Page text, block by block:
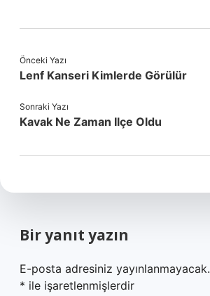
Önceki Yazı
Lenf Kanseri Kimlerde Görülür
Sonraki Yazı
Kavak Ne Zaman Ilçe Oldu
Bir yanıt yazın
E-posta adresiniz yayınlanmayacak.
* ile işaretlenmişlerdir